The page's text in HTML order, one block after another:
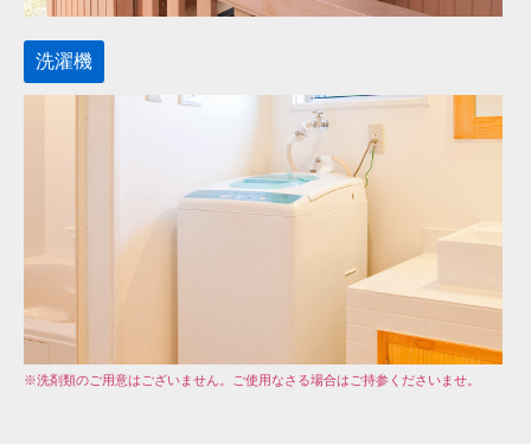
洗濯機
※洗剤類のご用意はございません。ご使用なさる場合はご持参くださいませ。